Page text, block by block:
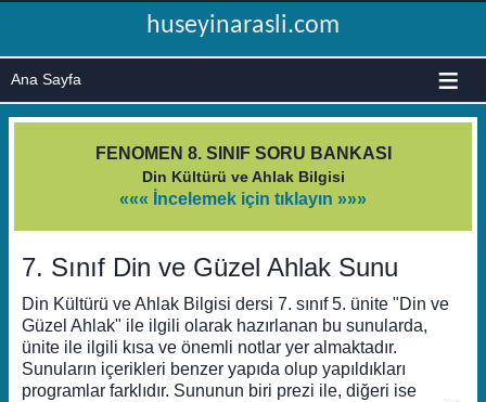
huseyinarasli.com
≡
FENOMEN 8. SINIF SORU BANKASI
Din Kültürü ve Ahlak Bilgisi
««« İncelemek için tıklayın »»»
7. Sınıf Din ve Güzel Ahlak Sunu
Din Kültürü ve Ahlak Bilgisi dersi 7. sınıf 5. ünite "Din ve
Güzel Ahlak" ile ilgili olarak hazırlanan bu sunularda,
ünite ile ilgili kısa ve önemli notlar yer almaktadır.
Sunuların içerikleri benzer yapıda olup yapıldıkları
programlar farklıdır. Sununun biri prezi ile, diğeri ise